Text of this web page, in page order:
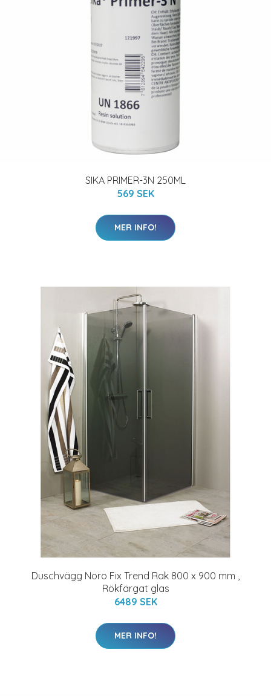
SIKA PRIMER-3N 250ML
569 SEK
MER INFO!
Duschvägg Noro Fix Trend Rak 800 x 900 mm ,
Rökfärgat glas
6489 SEK
MER INFO!